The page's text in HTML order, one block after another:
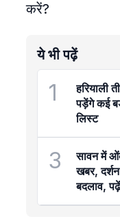
करें?
ये भी पढ़ें
1
हरियाली
पड़ेंगे कई
लिस्ट
3
सावन में
खबर,
बदलाव,